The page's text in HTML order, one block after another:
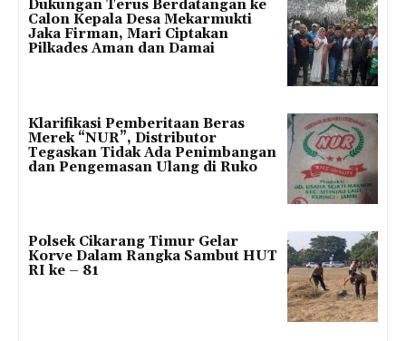
Dukungan Terus Berdatangan ke
Calon Kepala Desa Mekarmukti
Jaka Firman, Mari Ciptakan
Pilkades Aman dan Damai
Klarifikasi Pemberitaan Beras
Merek “NUR”, Distributor
Tegaskan Tidak Ada Penimbangan
dan Pengemasan Ulang di Ruko
Polsek Cikarang Timur Gelar
Korve Dalam Rangka Sambut HUT
RI ke – 81